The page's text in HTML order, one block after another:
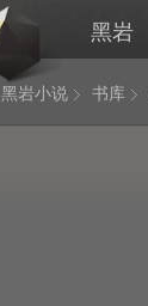
黑岩
黑岩小说 书库